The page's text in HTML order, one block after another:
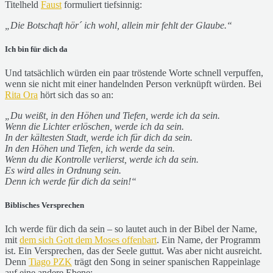
Titelheld Faust formuliert tiefsinnig:
„Die Botschaft hör´ ich wohl, allein mir fehlt der Glaube.“
Ich bin für dich da
Und tatsächlich würden ein paar tröstende Worte schnell verpuffen,
wenn sie nicht mit einer handelnden Person verknüpft würden. Bei
Rita Ora hört sich das so an:
„Du weißt, in den Höhen und Tiefen, werde ich da sein.
Wenn die Lichter erlöschen, werde ich da sein.
In der kältesten Stadt, werde ich für dich da sein.
In den Höhen und Tiefen, ich werde da sein.
Wenn du die Kontrolle verlierst, werde ich da sein.
Es wird alles in Ordnung sein.
Denn ich werde für dich da sein!“
Biblisches Versprechen
Ich werde für dich da sein – so lautet auch in der Bibel der Name,
mit dem sich Gott dem Moses offenbart. Ein Name, der Programm
ist. Ein Versprechen, das der Seele guttut. Was aber nicht ausreicht.
Denn Tiago PZK trägt den Song in seiner spanischen Rappeinlage